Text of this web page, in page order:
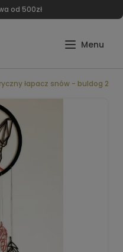
od 500zł
łapacz snów - buldog 2